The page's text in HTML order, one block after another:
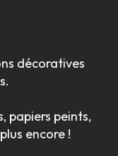
décoratives
papiers peints,
encore !